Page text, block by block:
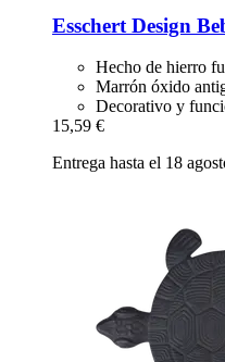
Esschert Design
Hecho de hierro
Marrón óxido
Decorativo y
15,59 €
Entrega hasta el 18